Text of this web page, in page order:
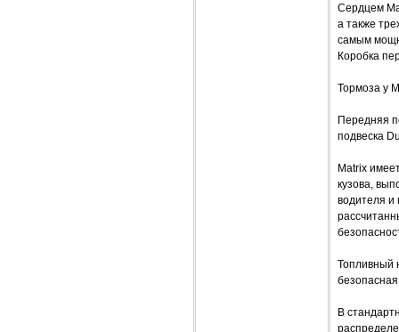
Сердцем
а также
самым
Коробка
Тормоза у
Передняя
подвеска
Matrix
кузова,
водителя и
Топливный
В